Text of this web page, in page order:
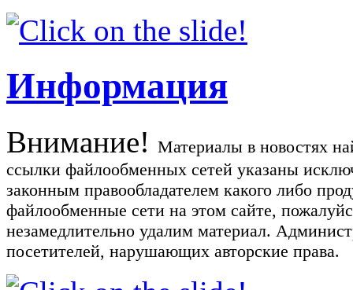
Информация
Внимание! Материалы в новостях
ссылки файлообменных сетей указаны
законным правообладателем какого либо
файлообменные сети на этом сайте,
незамедлительно удалим материал.
посетителей, нарушающих авторские права.